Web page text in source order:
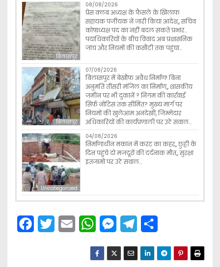
बिलासपुर
08/08/2026
प्रेस क्लब अध्यक्ष के फैसले के खिलाफ
सहायक पंजीयक ने जारी किया आदेश,, सचिव
कोषाध्यक्ष पद का नहीं बदल सकते प्रभार…
पदाधिकारियों के बीच विवाद अब प्रशासनिक
जांच और नियमों की कसौटी तक पहुंचा…
बिलासपुर
07/08/2026
बिलासपुर में बेखौफ अवैध निर्माण! बिना
अनुमति तीसरी मंजिल का निर्माण,, शासकीय
जमीन पर भी दुकानें ? निगम की कार्रवाई
सिर्फ नोटिस तक सीमित? मुख्य मार्ग पर
नियमों की खुलेआम अनदेखी, जिम्मेदार
अधिकारियों की कार्यप्रणाली पर उठे सवाल…
Uncategorized
04/08/2026
निर्माणाधीन मकान में करंट का कहर,, छुट्टी के
दिन पहुंचे दो मजदूरों की दर्दनाक मौत,, सुरक्षा
इंतजामों पर उठे सवाल…
W
a
M
s
l
a